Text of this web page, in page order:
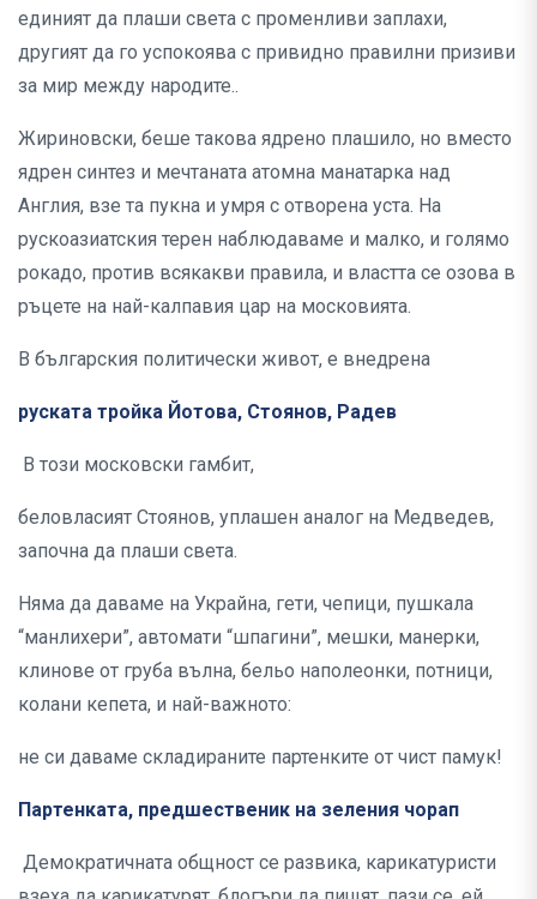
единият да плаши света с променливи заплахи,
другият да го успокоява с привидно правилни призиви
за мир между народите..
Жириновски, беше такова ядрено плашило, но вместо
ядрен синтез и мечтаната атомна манатарка над
Англия, взе та пукна и умря с отворена уста. На
рускоазиатския терен наблюдаваме и малко, и голямо
рокадо, против всякакви правила, и властта се озова в
ръцете на най-калпавия цар на московията.
В българския политически живот, е внедрена
руската тройка Йотова, Стоянов, Радев
В този московски гамбит,
беловласият Стоянов, уплашен аналог на Медведев,
започна да плаши света.
Няма да даваме на Украйна, гети, чепици, пушкала
“манлихери”, автомати “шпагини”, мешки, манерки,
клинове от груба вълна, бельо наполеонки, потници,
колани кепета, и най-важното:
не си даваме складираните партенките от чист памук!
Партенката, предшественик на зеления чорап
Демократичната общност се развика, карикатуристи